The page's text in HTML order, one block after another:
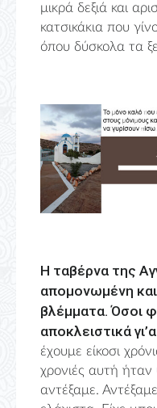
μικρά δεξιά και
κατσικάκια που
όπου δύσκολα τα
Η ταβέρνα της Αγγελινιό είναι
απομονωμένη
βλέμματα. Όσοι
αποκλειστικά
έχουμε είκοσι
χρονιές αυτή
αντέξαμε.